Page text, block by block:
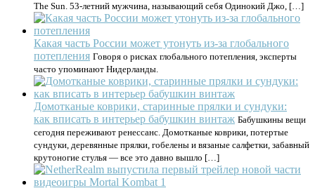
The Sun. 53-летний мужчина, называющий себя Одинокий Джо, […]
Какая часть России может утонуть из-за глобального
потепления Говоря о рисках глобального потепления, эксперты
часто упоминают Нидерланды.
Домотканые коврики, старинные прялки и сундуки:
как вписать в интерьер бабушкин винтаж Бабушкины вещи
сегодня переживают ренессанс. Домотканые коврики, потертые
сундуки, деревянные прялки, гобелены и вязаные салфетки, забавный
крутоногие стулья — все это давно вышло […]